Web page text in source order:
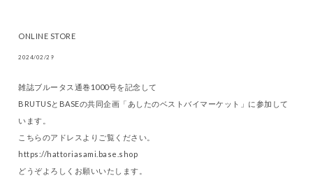
ONLINE STORE
2024/02/29
雑誌ブルータス通巻1000号を記念して
BRUTUSとBASEの共同企画「あしたのベストバイマーケット」に参加して
います。
こちらのアドレスよりご覧ください。
https://hattoriasami.base.shop
どうぞよろしくお願いいたします。